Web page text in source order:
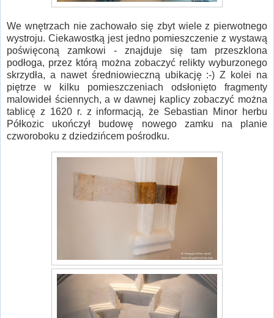
We wnętrzach nie zachowało się zbyt wiele z pierwotnego
wystroju. Ciekawostką jest jedno pomieszczenie z wystawą
poświęconą zamkowi - znajduje się tam przeszklona
podłoga, przez którą można zobaczyć relikty wyburzonego
skrzydła, a nawet średniowieczną ubikację :-) Z kolei na
piętrze w kilku pomieszczeniach odsłonięto fragmenty
malowideł ściennych, a w dawnej kaplicy zobaczyć można
tablicę z 1620 r. z informacją, że Sebastian Minor herbu
Półkozic ukończył budowę nowego zamku na planie
czworoboku z dziedzińcem pośrodku.